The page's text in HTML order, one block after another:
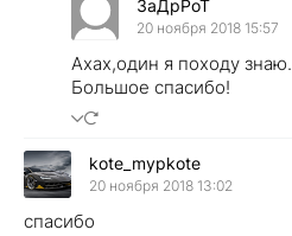
ЗаДрРоТ
20 ноября 2018 15:57
Ахах,один я походу знаю.
Большое спасибо!
kote_mypkote
20 ноября 2018 13:02
спасибо